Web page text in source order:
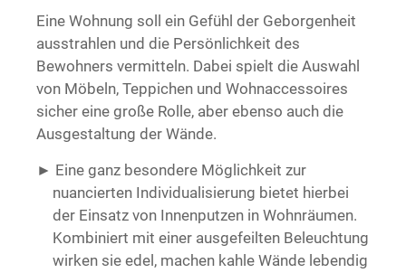
Eine Wohnung soll ein Gefühl der Geborgenheit
ausstrahlen und die Persönlichkeit des
Bewohners vermitteln. Dabei spielt die Auswahl
von Möbeln, Teppichen und Wohnaccessoires
sicher eine große Rolle, aber ebenso auch die
Ausgestaltung der Wände.
Eine ganz besondere Möglichkeit zur
nuancierten Individualisierung bietet hierbei
der Einsatz von Innenputzen in Wohnräumen.
Kombiniert mit einer ausgefeilten Beleuchtung
wirken sie edel, machen kahle Wände lebendig